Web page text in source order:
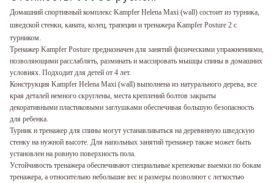
Домашний спортивный комплекс Kampfer Helena Maxi (wall) состоит из турника,
шведской стенки, каната, колец, трапеции и тренажера Kampfer Posture 2 с
турником.
Тренажер Kampfer Posture предназначен для занятий физическими упражнениями,
позволяющими расслаблять, разминать и массировать мышцы спины в домашних
условиях. Подходит для детей от 4 лет.
Конструкция Kampfer Helena Maxi (wall) выполнена из натурального дерева, все
края деталей немного скруглены, места креплений болтов закрыты
декоративными пластиковыми заглушками обеспечивая большую безопасность
для ребенка.
Турник и тренажер для спины могут устанавливаться на деревянную шведскую
стенку на нужной высоте. Для напольных занятий тренажер также может быть
установлен на ровную поверхность пола.
Устойчивость тренажера обеспечивают специальные крепежные выемки по бокам
тренажера, а относительно небольшие вес и размеры позволяют с легкостью